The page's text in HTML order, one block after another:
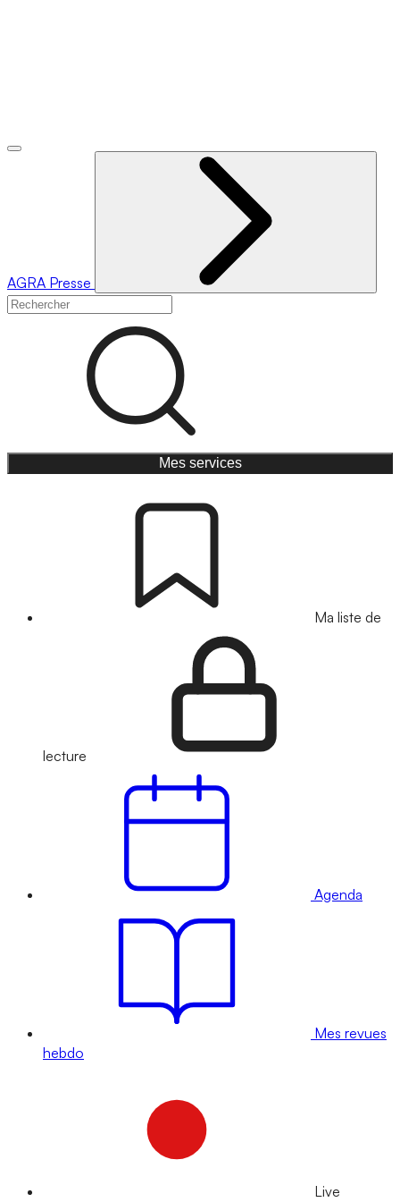
AGRA Presse
Mes services
Ma liste de
lecture
Agenda
Mes revues
hebdo
Live